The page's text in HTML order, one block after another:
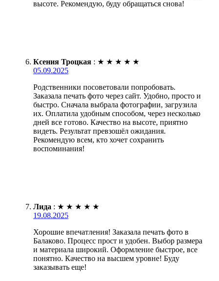
высоте. Рекомендую, буду обращаться снова!
Ксения Троцкая : ★ ★ ★ ★ ★
05.09.2025
Родственники посоветовали попробовать.
Заказала печать фото через сайт. Удобно, просто и
быстро. Сначала выбрала фотографии, загрузила
их. Оплатила удобным способом, через несколько
дней все готово. Качество на высоте, приятно
видеть. Результат превзошёл ожидания.
Рекомендую всем, кто хочет сохранить
воспоминания!
Лида : ★ ★ ★ ★ ★
19.08.2025
Хорошие впечатления! Заказала печать фото в
Балаково. Процесс прост и удобен. Выбор размера
и материала широкий. Оформление быстрое, все
понятно. Качество на высшем уровне! Буду
заказывать еще!